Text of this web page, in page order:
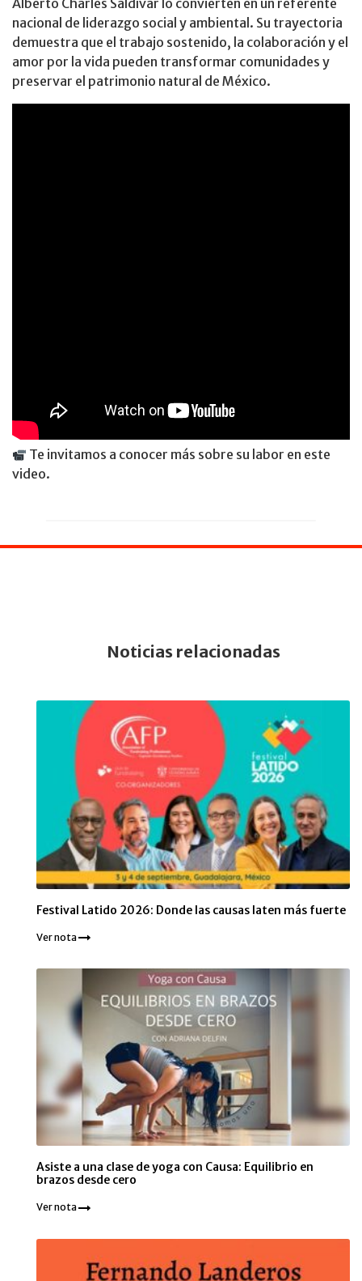
Alberto Charles Saldívar lo convierten en un referente
nacional de liderazgo social y ambiental. Su trayectoria
demuestra que el trabajo sostenido, la colaboración y el
amor por la vida pueden transformar comunidades y
preservar el patrimonio natural de México.
Te invitamos a conocer más sobre su labor en este
video.
Noticias relacionadas
Festival Latido 2026: Donde las causas laten más fuerte
Ver nota
Asiste a una clase de yoga con Causa: Equilibrio en
brazos desde cero
Ver nota